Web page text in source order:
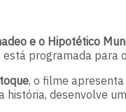
e o Hipotético
programada
, o filme
história, desenvolve